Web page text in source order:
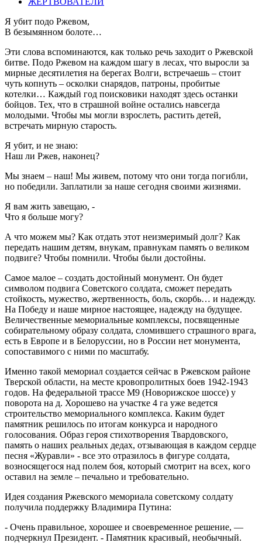
Я убит подо Ржевом,
В безымянном болоте…
Эти слова вспоминаются, как только речь заходит о Ржевской
битве. Подо Ржевом на каждом шагу в лесах, что выросли за
мирные десятилетия на берегах Волги, встречаешь – стоит
чуть копнуть – осколки снарядов, патроны, пробитые
котелки… Каждый год поисковики находят здесь останки
бойцов. Тех, что в страшной войне остались навсегда
молодыми. Чтобы мы могли взрослеть, растить детей,
встречать мирную старость.
Я убит, и не знаю:
Наш ли Ржев, наконец?
Мы знаем – наш! Мы живем, потому что они тогда погибли,
но победили. Заплатили за наше сегодня своими жизнями.
Я вам жить завещаю, -
Что я больше могу?
А что можем мы? Как отдать этот неизмеримый долг? Как
передать нашим детям, внукам, правнукам память о великом
подвиге? Чтобы помнили. Чтобы были достойны.
Самое малое – создать достойный монумент. Он будет
символом подвига Советского солдата, сможет передать
стойкость, мужество, жертвенность, боль, скорбь… и надежду.
На Победу и наше мирное настоящее, надежду на будущее.
Величественные мемориальные комплексы, посвященные
собирательному образу солдата, сломившего страшного врага,
есть в Европе и в Белоруссии, но в России нет монумента,
сопоставимого с ними по масштабу.
Именно такой мемориал создается сейчас в Ржевском районе
Тверской области, на месте кровопролитных боев 1942-1943
годов. На федеральной трассе М9 (Новорижское шоссе) у
поворота на д. Хорошево на участке 4 га уже ведется
строительство мемориального комплекса. Каким будет
памятник решилось по итогам конкурса и народного
голосования. Образ героя стихотворения Твардовского,
память о наших реальных дедах, отзывающая в каждом сердце
песня «Журавли» - все это отразилось в фигуре солдата,
возносящегося над полем боя, который смотрит на всех, кого
оставил на земле – печально и требовательно.
Идея создания Ржевского мемориала советскому солдату
получила поддержку Владимира Путина:
- Очень правильное, хорошее и своевременное решение, —
подчеркнул Президент. - Памятник красивый, необычный.